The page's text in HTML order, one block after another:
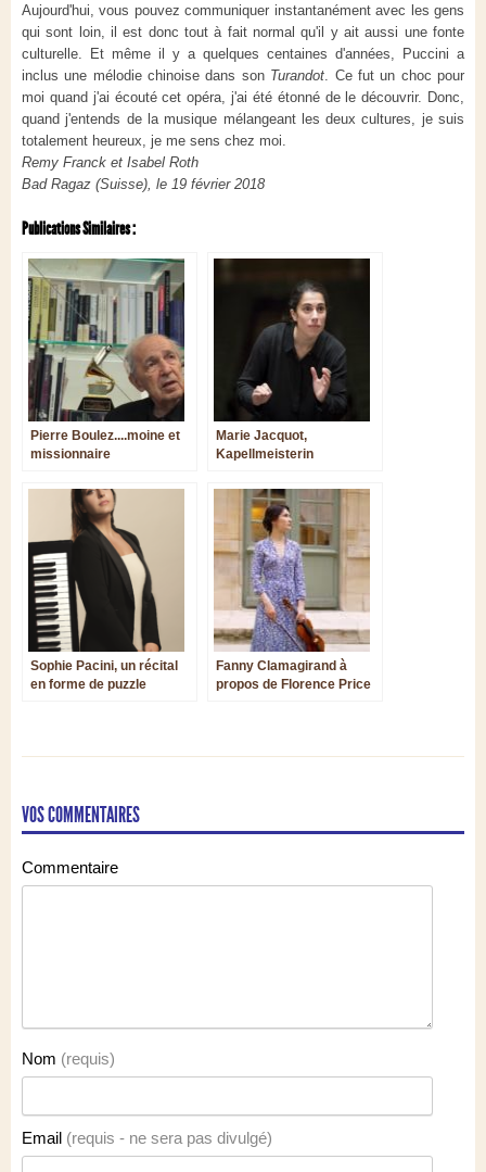
Aujourd'hui, vous pouvez communiquer instantanément avec les gens
qui sont loin, il est donc tout à fait normal qu'il y ait aussi une fonte
culturelle. Et même il y a quelques centaines d'années, Puccini a
inclus une mélodie chinoise dans son Turandot . Ce fut un choc pour
moi quand j'ai écouté cet opéra, j'ai été étonné de le découvrir. Donc,
quand j'entends de la musique mélangeant les deux cultures, je suis
totalement heureux, je me sens chez moi.
Remy Franck et Isabel Roth
Bad Ragaz (Suisse), le 19 février 2018
Publications Similaires :
Pierre Boulez....moine et
missionnaire
Marie Jacquot,
Kapellmeisterin
Sophie Pacini, un récital
en forme de puzzle
Fanny Clamagirand à
propos de Florence Price
VOS COMMENTAIRES
Commentaire
Nom (requis)
Email (requis - ne sera pas divulgé)